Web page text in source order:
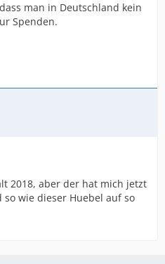
man in Deutschland kein
Spenden.
2018, aber der hat mich jetzt
wie dieser Huebel auf so